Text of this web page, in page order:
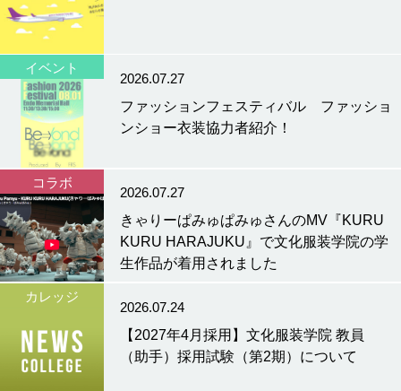
イベント
2026.07.27
ファッションフェスティバル ファッショ
ンショー衣装協力者紹介！
コラボ
2026.07.27
きゃりーぱみゅぱみゅさんのMV『KURU
KURU HARAJUKU』で文化服装学院の学
生作品が着用されました
カレッジ
2026.07.24
【2027年4月採用】文化服装学院 教員
（助手）採用試験（第2期）について